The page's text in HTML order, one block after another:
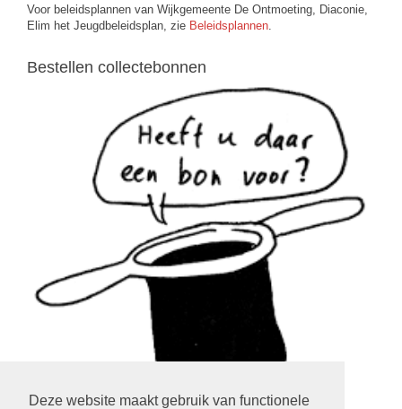
Deze website maakt gebruik van functionele
Voor beleidsplannen van Wijkgemeente De Ontmoeting, Diaconie,
Elim het Jeugdbeleidsplan, zie Beleidsplannen.
Bestellen collectebonnen